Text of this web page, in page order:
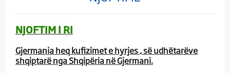
NJOFTIM I RI
Gjermania heq kufizimet e hyrjes, së udhëtarëve
shqiptarë nga Shqipëria në Gjermani.